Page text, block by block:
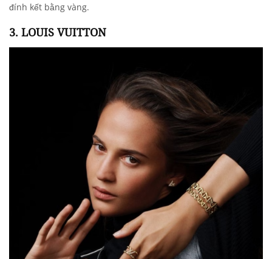
đính kết bằng vàng.
3. LOUIS VUITTON